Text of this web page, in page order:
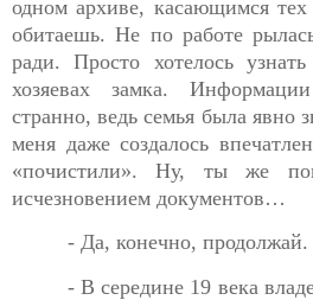
одном архиве, касающимся тех
обитаешь. Не по работе
ради. Просто хотелось
хозяевах замка.
странно, ведь семья была явно
меня даже создалось
«почистили». Ну, ты же
исчезновением документов…
- Да, конечно, продолжай.
- В середине 19 века